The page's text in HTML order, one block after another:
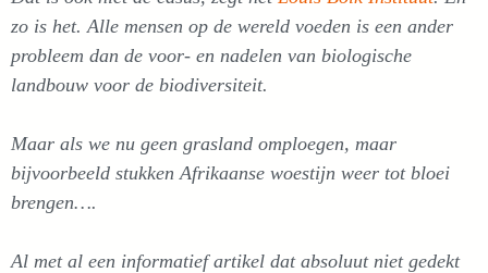
zo is het. Alle mensen op de wereld voeden is een ander
probleem dan de voor- en nadelen van biologische
landbouw voor de biodiversiteit.
Maar als we nu geen grasland omploegen, maar
bijvoorbeeld stukken Afrikaanse woestijn weer tot bloei
brengen….
Al met al een informatief artikel dat absoluut niet gedekt